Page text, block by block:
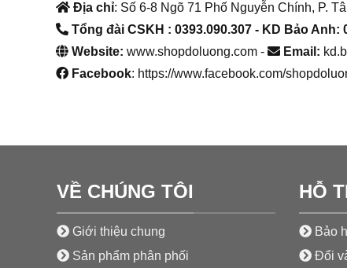
Địa chỉ: Số 6-8 Ngõ 71 Phố Nguyễn Chính, P.
Tổng đài CSKH : 0393.090.307- KD Bảo Anh:
Website: www.shopdoluong.com - Email:
Facebook: https://www.facebook.com/
VỀ CHÚNG TÔI
Giới thiệu chung
Sản phẩm phân phối
HỖ
Bảo
Đổi